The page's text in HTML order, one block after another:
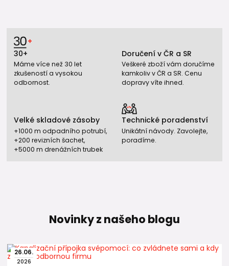
Kdy použít redukovaný T-kus?
Nejčastěji při napojování jednotlivých odběrných míst z
hlavního rozvodu vody.
Ano. Lze je používat pro PP-RCT UNI, HOT, FASER HOT i
klasické PPR potrubí.
Pro kompletní realizaci vodovodního systému můžete
PP-RCT trubky
Kolena 90°
30+
Máme více než 30 let
zkušeností a vysokou
odbornost.
Doručení v ČR a SR
Veškeré zboží vám doručíme
kamkoliv v ČR a SR. Cenu
dopravy víte ihned.
Velké skladové zásoby
+1000 m odpadního potrubí,
+200 revizních šachet,
+5000 m drenážních trubek
Technické poradenství
Unikátní návody. Zavolejte,
poradíme.
Novinky z našeho blogu
26.06.
2026